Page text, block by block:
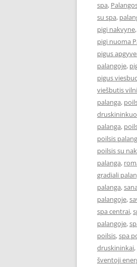
spa,
su spa,
pigi nakvyne,
pigi nuoma
pigus
palangoje,
pigus
viešbutis
palanga,
palanga,
poilsis
poilsis su
palanga,
gradiali
palanga,
palangoje,
spa centrai,
palangoje,
poilsis,spa
druskininkai,
šventoji